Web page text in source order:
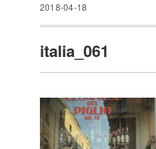
2018-04-18
italia_061